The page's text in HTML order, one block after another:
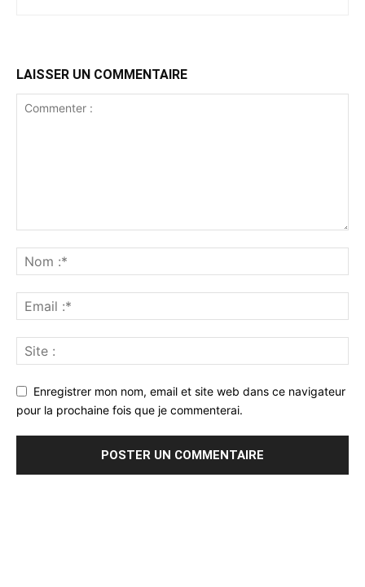
LAISSER UN COMMENTAIRE
Enregistrer mon nom, email et site web dans ce navigateur
pour la prochaine fois que je commenterai.